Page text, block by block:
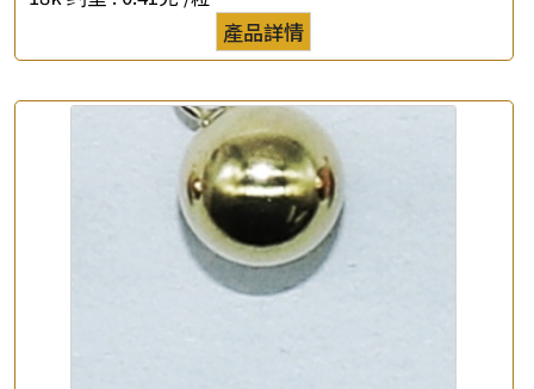
e-mail
聯絡電話
查詢以下產品
產品詳情